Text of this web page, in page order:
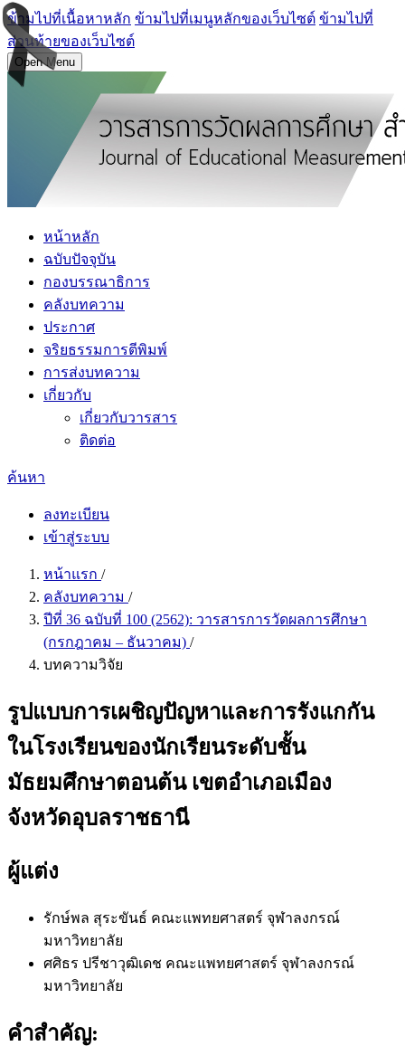
ข้ามไปที่เนื้อหาหลัก ข้ามไปที่เมนูหลักของเว็บไซต์ ข้ามไปที่
ส่วนท้ายของเว็บไซต์
Open Menu
หน้าหลัก
ฉบับปัจจุบัน
กองบรรณาธิการ
คลังบทความ
ประกาศ
จริยธรรมการตีพิมพ์
การส่งบทความ
เกี่ยวกับ
เกี่ยวกับวารสาร
ติดต่อ
ค้นหา
ลงทะเบียน
เข้าสู่ระบบ
หน้าแรก /
คลังบทความ /
ปีที่ 36 ฉบับที่ 100 (2562): วารสารการวัดผลการศึกษา
(กรกฎาคม – ธันวาคม) /
บทความวิจัย
รูปแบบการเผชิญปัญหาและการรังแกกัน
ในโรงเรียนของนักเรียนระดับชั้น
มัธยมศึกษาตอนต้น เขตอำเภอเมือง
จังหวัดอุบลราชธานี
ผู้แต่ง
รักษ์พล สุระขันธ์ คณะแพทยศาสตร์ จุฬาลงกรณ์
มหาวิทยาลัย
ศศิธร ปรีชาวุฒิเดช คณะแพทยศาสตร์ จุฬาลงกรณ์
มหาวิทยาลัย
คำสำคัญ: